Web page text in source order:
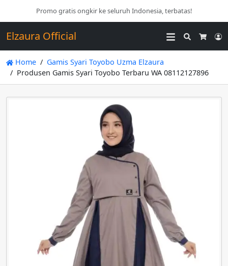
Promo gratis ongkir ke seluruh Indonesia, terbatas!
Elzaura Official
Search
Home
Gamis Syari Toyobo Uzma Elzaura
Produsen Gamis Syari Toyobo Terbaru WA 08112127896